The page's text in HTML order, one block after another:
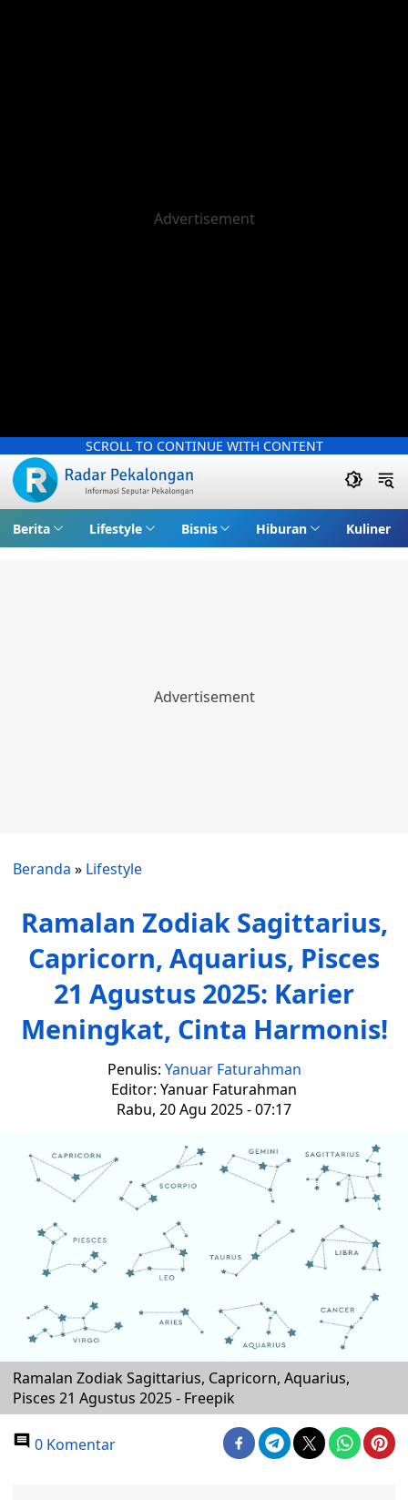
SCROLL TO CONTINUE WITH CONTENT
Berita Lifestyle Bisnis Hiburan Kuliner
Beranda » Lifestyle
Ramalan Zodiak Sagittarius,
Capricorn, Aquarius, Pisces
21 Agustus 2025: Karier
Meningkat, Cinta Harmonis!
Penulis: Yanuar Faturahman
Editor: Yanuar Faturahman
Rabu, 20 Agu 2025 - 07:17
Ramalan Zodiak Sagittarius, Capricorn, Aquarius,
Pisces 21 Agustus 2025 - Freepik
0 Komentar